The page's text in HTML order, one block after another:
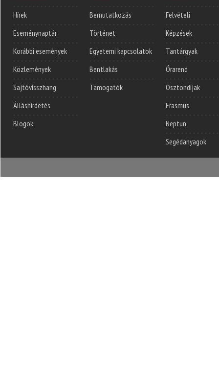
Hírek
Eseménynaptár
Korábbi események
Közlemények
Sajtóvisszhang
Álláshirdetés
Blogok
Bemutatkozás
Történet
Egyetemi kapcsolatok
Bentlakás
Támogatók
Felvételi
Képzések
Tantárgyak
Órarend
Ösztöndíjak
Erasmus
Neptun
Segédanyagok